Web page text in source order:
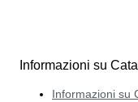
Informazioni su
Informazioni su